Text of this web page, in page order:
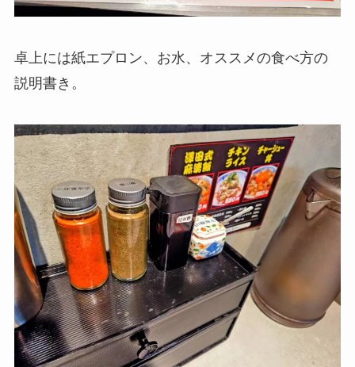
卓上には紙エプロン、お水、オススメの食べ方の
説明書き。